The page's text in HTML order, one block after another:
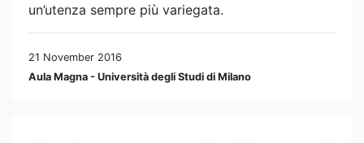
un’utenza sempre più variegata.
21 November 2016
Aula Magna - Università degli Studi di Milano